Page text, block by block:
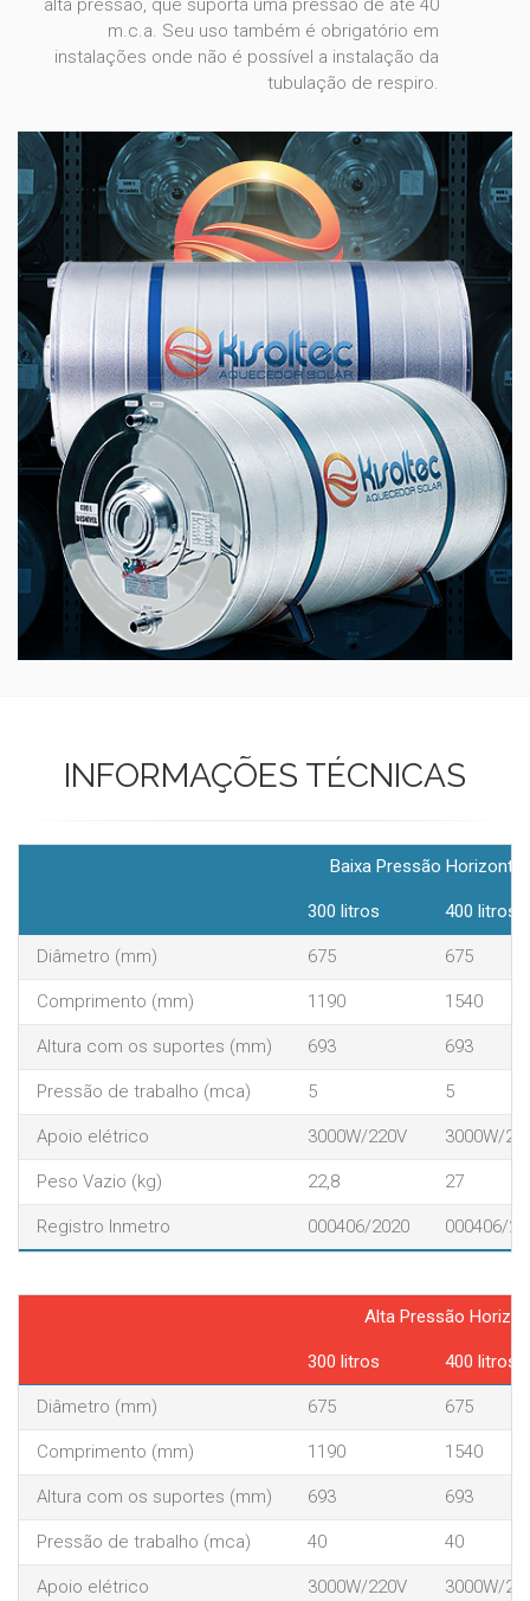
alta pressão, que suporta uma pressão de até 40
m.c.a. Seu uso também é obrigatório em
instalações onde não é possível a instalação da
tubulação de respiro.
INFORMAÇÕES TÉCNICAS
Baixa Pressão
300 litros 400 litros
Diâmetro (mm) 675 675
Comprimento (mm) 1190 1540
Altura com os suportes (mm) 693 693
Pressão de trabalho (mca) 5 5
Apoio elétrico 3000W/220V 3000W/
Peso Vazio (kg) 22,8 27
Registro Inmetro 000406/2020 000406/
Alta Pressão
300 litros 400 litros
Diâmetro (mm) 675 675
Comprimento (mm) 1190 1540
Altura com os suportes (mm) 693 693
Pressão de trabalho (mca) 40 40
Apoio elétrico 3000W/220V 3000W/